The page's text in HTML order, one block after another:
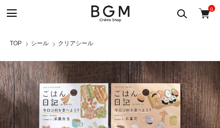
0
TOP シール クリアシール